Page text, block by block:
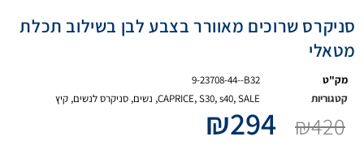
סניקרס שרוכים מאוורר בצבע לבן בשילוב תכלת
מטאלי
מק"ט
9-23708-44--B32
קטגוריות
CAPRICE,S30,s40,SALE
, נשים, סניקרס לנשים, קיץ
₪420
₪294